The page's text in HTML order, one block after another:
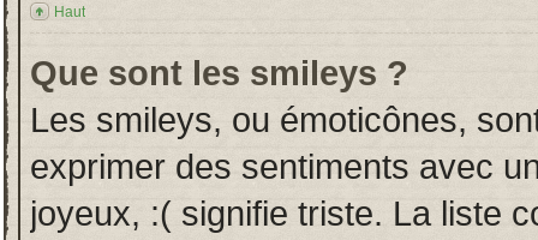
Haut
Que sont les smileys ?
Les smileys, ou émoticônes,
exprimer des sentiments avec
joyeux, :( signifie triste. La liste